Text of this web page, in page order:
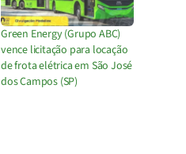
Green Energy (Grupo ABC)
vence licitação para locação
de frota elétrica em São José
dos Campos (SP)